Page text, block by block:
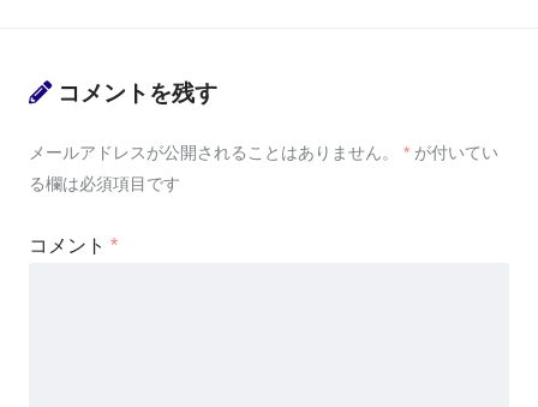
コメントを残す
メールアドレスが公開されることはありません。 * が付いてい
る欄は必須項目です
コメント *